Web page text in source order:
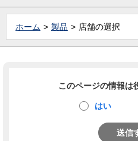
ホーム 製品 店舗の選択
このページの情報は
はい
送信